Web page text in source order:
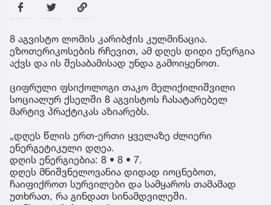
8 აგვისტო ლომის კარიბჭის კულმინაცია.
ეზოთერიკოსების რჩევით, ამ დღეს დიდი ენერგია
აქვს და ის შესაბამისად უნდა გამოიყენოთ.
ციფრული ფსიქოლოგი თაკო მელიქილიშვილი
სოციალურ ქსელში 8 აგვისტოს ჩასატარებელ
მარტივ პრაქტიკას აზიარებს.
„დღეს წლის ერთ-ერთი ყველაზე ძლიერი
ენერგეტიკული დღეა.
დღის ენერგიებია: 8 • 8 • 7.
დღეს მნიშვნელოვანია დიდად იოცნებოთ,
ჩაიფიქროთ სურვილები და სამყაროს თამამად
უთხრათ, რა გინდათ სინამდვილეში.